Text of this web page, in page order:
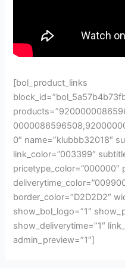
[bol_product_links
0″ name=”klubbb32018″
link_color=”003399″
pricetype_color=”000000″
border_color=”D2D2D2″
show_bol_logo=”1″
show_deliverytime=”1″
admin_preview=”1″]